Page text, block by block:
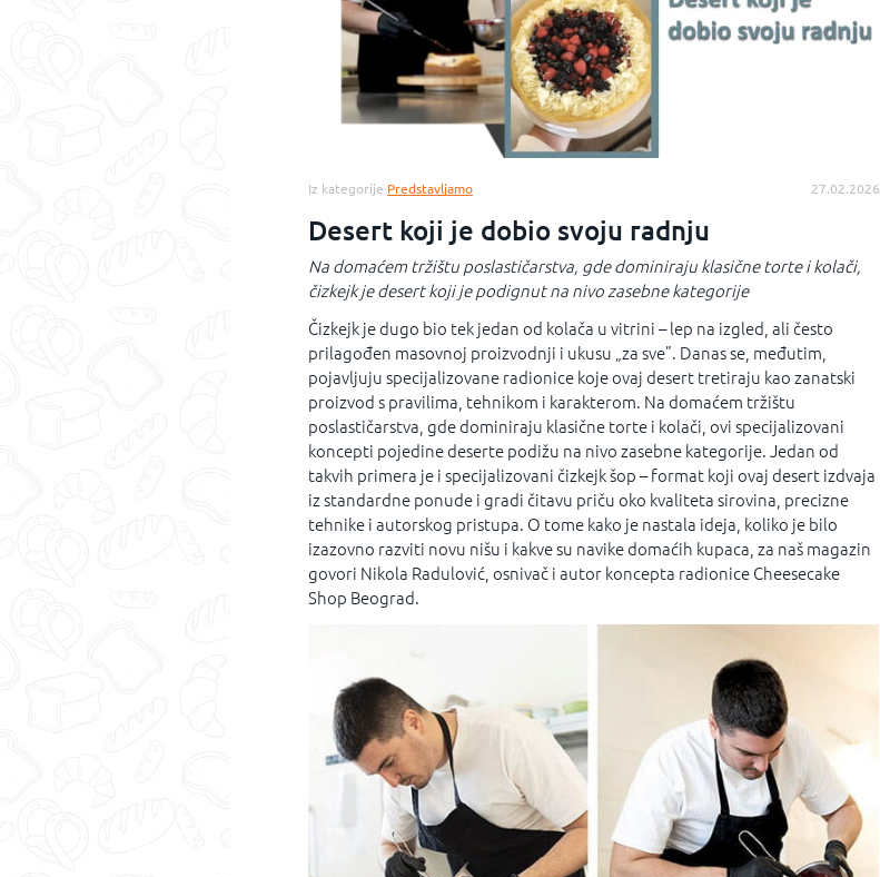
Iz kategorije Predstavljamo 27.02.2026
Desert koji je dobio svoju radnju
Na domaćem tržištu poslastičarstva, gde dominiraju klasične torte i kolači,
čizkejk je desert koji je podignut na nivo zasebne kategorije
Čizkejk je dugo bio tek jedan od kolača u vitrini – lep na izgled, ali često
prilagođen masovnoj proizvodnji i ukusu „za sve”. Danas se, međutim,
pojavljuju specijalizovane radionice koje ovaj desert tretiraju kao zanatski
proizvod s pravilima, tehnikom i karakterom. Na domaćem tržištu
poslastičarstva, gde dominiraju klasične torte i kolači, ovi specijalizovani
koncepti pojedine deserte podižu na nivo zasebne kategorije. Jedan od
takvih primera je i specijalizovani čizkejk šop – format koji ovaj desert izdvaja
iz standardne ponude i gradi čitavu priču oko kvaliteta sirovina, precizne
tehnike i autorskog pristupa. O tome kako je nastala ideja, koliko je bilo
izazovno razviti novu nišu i kakve su navike domaćih kupaca, za naš magazin
govori Nikola Radulović, osnivač i autor koncepta radionice Cheesecake
Shop Beograd.